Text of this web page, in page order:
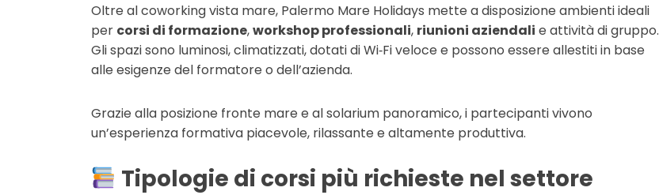
Oltre al coworking vista mare, Palermo Mare Holidays mette a disposizione ambienti ideali
per corsi di formazione,workshop professionali, riunioni aziendali e attività di gruppo.
Gli spazi sono luminosi, climatizzati, dotati di Wi‑Fi veloce e possono essere allestiti in base
alle esigenze del formatore o dell’azienda.
Grazie alla posizione fronte mare e al solarium panoramico, i partecipanti vivono
un’esperienza formativa piacevole, rilassante e altamente produttiva.
Tipologie di corsi più richieste nel settore